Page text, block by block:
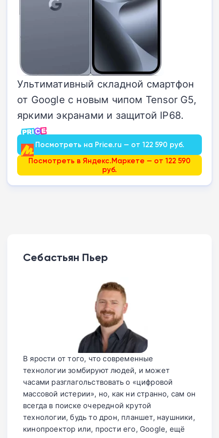
Ультимативный складной смартфон
от Google с новым чипом Tensor G5,
яркими экранами и защитой IP68.
Посмотреть на Price.ru — от 122 590 руб.
Посмотреть в Яндекс.Маркете — от 122 590
руб.
Себастьян Пьер
В ярости от того, что современные
технологии зомбируют людей, и может
часами разглагольствовать о «цифровой
массовой истерии», но, как ни странно, сам он
всегда в поиске очередной крутой
технологии, будь то дрон, планшет, наушники,
кинопроектор или, прости его, Google, ещё